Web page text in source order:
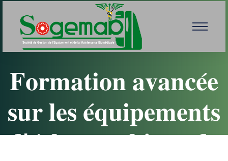
𝐅𝐨𝐫𝐦𝐚𝐭𝐢𝐨𝐧 𝐚𝐯𝐚𝐧𝐜𝐞́𝐞
𝐬𝐮𝐫 𝐥𝐞𝐬 𝐞́𝐪𝐮𝐢𝐩𝐞𝐦𝐞𝐧𝐭𝐬
𝐝’𝐞́𝐜𝐡𝐨𝐠𝐫𝐚𝐩𝐡𝐢𝐞 𝐞𝐭 𝐝𝐞